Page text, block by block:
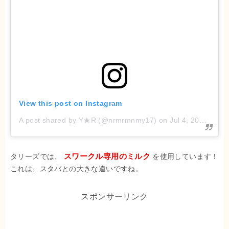
View this post on Instagram
A post shared by Y★R (@nrmrmnmy17) onJul 4, 2018 at 6:08am PDT
タリーズでは、 スワークル専用のミルク を使用しています！
これは、スタバとの大きな違いですね。
スポンサーリンク